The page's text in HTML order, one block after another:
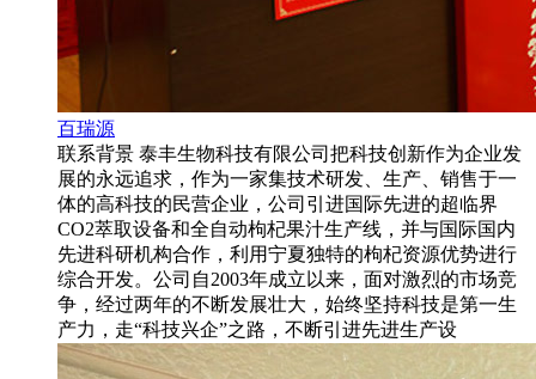
百瑞源
联系背景 泰丰生物科技有限公司把科技创新作为企业发
展的永远追求，作为一家集技术研发、生产、销售于一
体的高科技的民营企业，公司引进国际先进的超临界
CO2萃取设备和全自动枸杞果汁生产线，并与国际国内
先进科研机构合作，利用宁夏独特的枸杞资源优势进行
综合开发。公司自2003年成立以来，面对激烈的市场竞
争，经过两年的不断发展壮大，始终坚持科技是第一生
产力，走“科技兴企”之路，不断引进先进生产设